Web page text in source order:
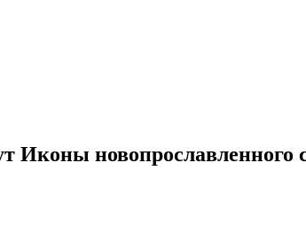
Иконы новопрославленного